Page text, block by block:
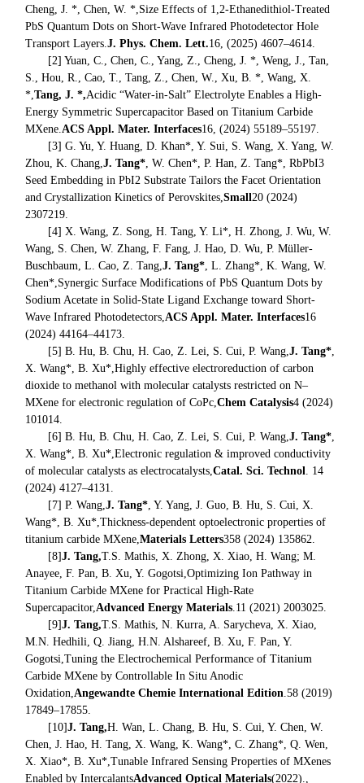
Cheng, J. *, Chen, W. *,Size Effects of 1,2-Ethanedithiol-Treated
PbS Quantum Dots on Short-Wave Infrared Photodetector Hole
Transport Layers.J. Phys. Chem. Lett.16, (2025) 4607–4614.
[2] Yuan, C., Chen, C., Yang, Z., Cheng, J. *, Weng, J., Tan,
S., Hou, R., Cao, T., Tang, Z., Chen, W., Xu, B. *, Wang, X.
*,Tang, J. *,Acidic “Water-in-Salt” Electrolyte Enables a High-
Energy Symmetric Supercapacitor Based on Titanium Carbide
MXene.ACS Appl. Mater. Interfaces16, (2024) 55189–55197.
[3] G. Yu, Y. Huang, D. Khan*, Y. Sui, S. Wang, X. Yang, W.
Zhou, K. Chang,J. Tang*, W. Chen*, P. Han, Z. Tang*, RbPbI3
Seed Embedding in PbI2 Substrate Tailors the Facet Orientation
and Crystallization Kinetics of Perovskites,Small20 (2024)
2307219.
[4] X. Wang, Z. Song, H. Tang, Y. Li*, H. Zhong, J. Wu, W.
Wang, S. Chen, W. Zhang, F. Fang, J. Hao, D. Wu, P. Müller-
Buschbaum, L. Cao, Z. Tang,J. Tang*, L. Zhang*, K. Wang, W.
Chen*,Synergic Surface Modifications of PbS Quantum Dots by
Sodium Acetate in Solid-State Ligand Exchange toward Short-
Wave Infrared Photodetectors,ACS Appl. Mater. Interfaces16
(2024) 44164–44173.
[5] B. Hu, B. Chu, H. Cao, Z. Lei, S. Cui, P. Wang,J. Tang*,
X. Wang*, B. Xu*,Highly effective electroreduction of carbon
dioxide to methanol with molecular catalysts restricted on N–
MXene for electronic regulation of CoPc,Chem Catalysis4 (2024)
101014.
[6] B. Hu, B. Chu, H. Cao, Z. Lei, S. Cui, P. Wang,J. Tang*,
X. Wang*, B. Xu*,Electronic regulation & improved conductivity
of molecular catalysts as electrocatalysts,Catal. Sci. Technol. 14
(2024) 4127–4131.
[7] P. Wang,J. Tang*, Y. Yang, J. Guo, B. Hu, S. Cui, X.
Wang*, B. Xu*,Thickness-dependent optoelectronic properties of
titanium carbide MXene,Materials Letters358 (2024) 135862.
[8]J. Tang,T.S. Mathis, X. Zhong, X. Xiao, H. Wang; M.
Anayee, F. Pan, B. Xu, Y. Gogotsi,Optimizing Ion Pathway in
Titanium Carbide MXene for Practical High-Rate
Supercapacitor,Advanced Energy Materials.11 (2021) 2003025.
[9]J. Tang,T.S. Mathis, N. Kurra, A. Sarycheva, X. Xiao,
M.N. Hedhili, Q. Jiang, H.N. Alshareef, B. Xu, F. Pan, Y.
Gogotsi,Tuning the Electrochemical Performance of Titanium
Carbide MXene by Controllable In Situ Anodic
Oxidation,Angewandte Chemie International Edition.58 (2019)
17849–17855.
[10]J. Tang,H. Wan, L. Chang, B. Hu, S. Cui, Y. Chen, W.
Chen, J. Hao, H. Tang, X. Wang, K. Wang*, C. Zhang*, Q. Wen,
X. Xiao*, B. Xu*,Tunable Infrared Sensing Properties of MXenes
Enabled by IntercalantsAdvanced Optical Materials(2022).,